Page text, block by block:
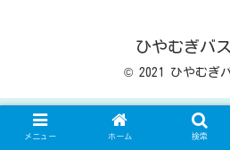
ひやむぎバ
© 2021 ひやむぎ
メニュー ホーム 検索